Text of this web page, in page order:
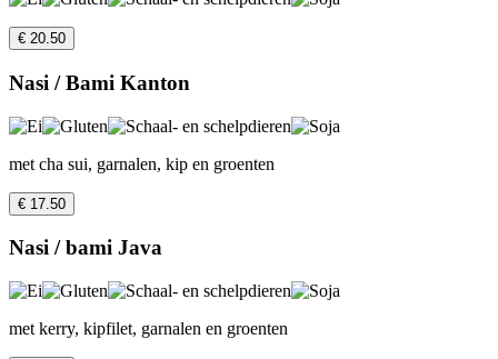
€ 20.50
Nasi / Bami Kanton
met cha sui, garnalen, kip en groenten
€ 17.50
Nasi / bami Java
met kerry, kipfilet, garnalen en groenten